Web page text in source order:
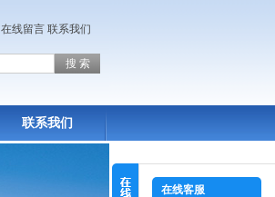
在线留言 联系我们
联系我们
在线客服